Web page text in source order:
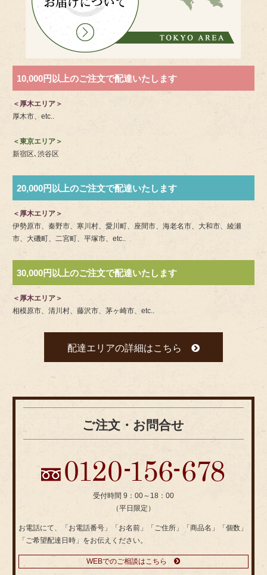
10,000円以上のご注文で配達いたします
＜厚木エリア＞
厚木市、etc..
＜東京エリア＞
新宿区､渋谷区
20,000円以上のご注文で配達いたします
＜厚木エリア＞
伊勢原市、秦野市、寒川村、愛川町、座間市、海老名市、大和市、綾瀬
市、大磯町、二宮町、平塚市、etc..
30,000円以上のご注文で配達いたします
＜厚木エリア＞
相模原市、清川村、藤沢市、茅ヶ崎市、etc..
配達エリアの詳細はこちら
ご注文・お問合せ
受付時間 9：00～18：00
（平日限定）
お電話にて、「お電話番号」「お名前」「ご住所」「商品名」「個数」
「ご希望配達日時」をお伝えください。
WEBでのご相談はこちら